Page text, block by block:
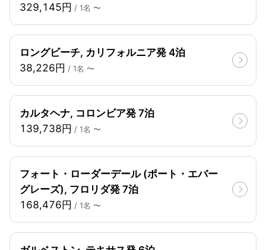
329,145円 / 1名 〜
ロングビーチ, カリフォルニア発 4泊
38,226円 / 1名 〜
カルタヘナ, コロンビア発 7泊
139,738円 / 1名 〜
フォート・ローダーデール (ポート・エバー
グレーズ), フロリダ発 7泊
168,476円 / 1名 〜